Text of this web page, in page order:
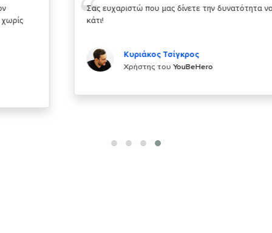
Σας ευχαριστώ που μας δίνετε την δυνατότητα να κάνουμε
κάτι!
Κυριάκος Τσίγκρος
Χρήστης τουYouBeHero